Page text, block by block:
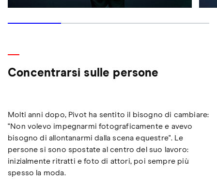
Concentrarsi sulle persone
Molti anni dopo, Pivot ha sentito il bisogno di cambiare:
"Non volevo impegnarmi fotograficamente e avevo
bisogno di allontanarmi dalla scena equestre". Le
persone si sono spostate al centro del suo lavoro:
inizialmente ritratti e foto di attori, poi sempre più
spesso la moda.